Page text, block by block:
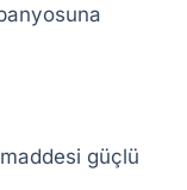
maddesi güçlü